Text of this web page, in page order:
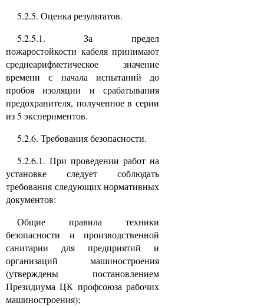
5.2.5. Оценка результатов.
5.2.5.1. За предел
пожаростойкости кабеля принимают
среднеарифметическое значение
времени с начала испытаний до
пробоя изоляции и срабатывания
предохранителя, полученное в серии
из 5 экспериментов.
5.2.6. Требования безопасности.
5.2.6.1. При проведении работ на
установке следует соблюдать
требования следующих нормативных
документов:
Общие правила техники
безопасности и производственной
санитарии для предприятий и
организаций машиностроения
(утверждены постановлением
Президиума ЦК профсоюза рабочих
машиностроения);